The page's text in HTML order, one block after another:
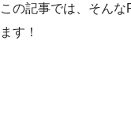
この記事では、そん
ます！